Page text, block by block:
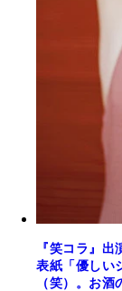
『笑コラ』
表紙「優しい
（笑）。お酒